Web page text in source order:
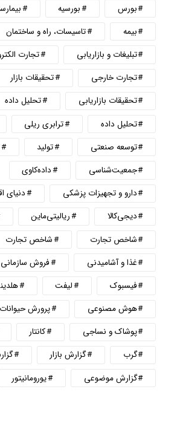
بورس
بورسیه
بیمه
تاسیسات، راه و ساختمان
تبلیغات و بازاریابی
تجارت
تجارت خارجی
تحقیقات بازار
تحقیقات بازاریابی
تحلیل داده
تحلیل داده
ترابری ریلی
توسعه صنعتی
تولید
جمعیت‌شناسی
داده‌کاوی
دارو و تجهیزات پزشکی
دنیای
دیجی‌کالا
ریالیتی‌ماین
شاخص تجارت
شاخص تجارت
غذا و آشامیدنی
فروش سازمانی
فیسبوک
لیفت
هوش مصنوعی
پرورش حیوانات
پوشاک و نساجی
کانتار
گرب
گزارش بازار
گزارش موضوعی
یورومانیتور